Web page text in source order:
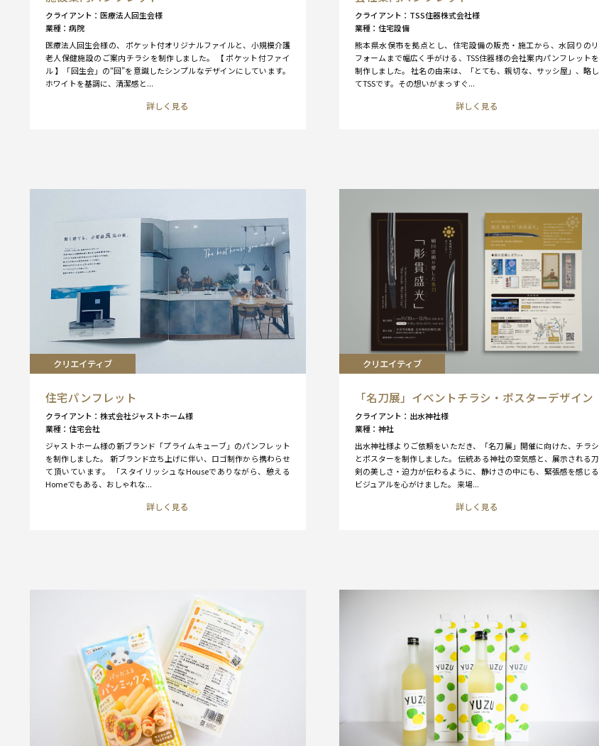
クライアント
医療法人回生会様
業種
病院
医療法人回生会様の、 ポケット付オリジナルファイルと、小規模介護
老人保健施設のご案内チラシを制作しました。 【 ポケット付ファイ
ル 】「回生会」の“回”を意識したシンプルなデザインにしています。
ホワイトを基調に、清潔感と...
詳しく見る
クライアント
TSS住器株式会社様
業種
住宅設備
熊本県水俣市を拠点とし、住宅設備の販売・施工から、水回りのリ
フォームまで幅広く手がける、TSS住器様の会社案内パンフレットを
制作しました。 社名の由来は、「とても、親切な、サッシ屋」、略し
てTSSです。その想いがまっすぐ...
詳しく見る
クリエイティブ
住宅パンフレット
クライアント
株式会社ジャストホーム様
業種
住宅会社
ジャストホーム様の新ブランド「プライムキューブ」のパンフレット
を制作しました。 新ブランド立ち上げに伴い、ロゴ制作から携わらせ
て頂いています。 「スタイリッシュなHouseでありながら、憩える
Homeでもある、おしゃれな...
詳しく見る
クリエイティブ
「名刀展」イベントチラシ・ポスターデザイン
クライアント
出水神社様
業種
神社
出水神社様よりご依頼をいただき、「名刀展」開催に向けた、チラシ
とポスターを制作しました。 伝統ある神社の空気感と、展示される刀
剣の美しさ・迫力が伝わるように、静けさの中にも、緊張感を感じる
ビジュアルを心がけました。 来場...
詳しく見る